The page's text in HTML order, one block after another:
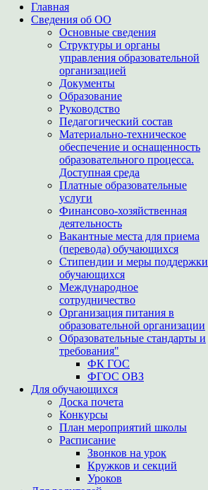
Главная
Сведения об ОО
Основные сведения
Структуры и органы
управления образовательной
организацией
Документы
Образование
Руководство
Педагогический состав
Материально-техническое
обеспечение и оснащенность
образовательного процесса.
Доступная среда
Платные образовательные
услуги
Финансово-хозяйственная
деятельность
Вакантные места для приема
(перевода) обучающихся
Стипендии и меры поддержки
обучающихся
Международное
сотрудничество
Организация питания в
образовательной организации
Образовательные стандарты и
требования"
ФК ГОС
ФГОС ОВЗ
Для обучающихся
Доска почета
Конкурсы
План мероприятий школы
Расписание
Звонков на урок
Кружков и секций
Уроков